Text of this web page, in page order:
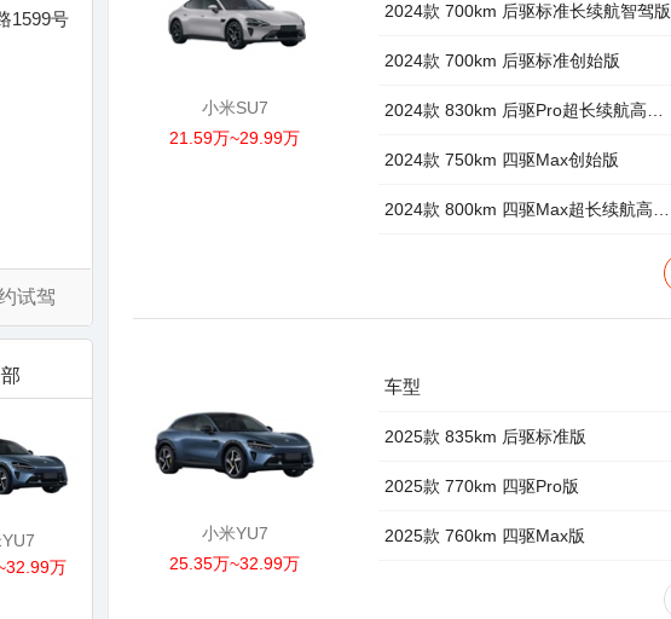
1599号
试驾
万
小米SU7
21.59万~29.99万
2024款 700km 后驱标准长续航智驾版
2024款 700km 后驱标准创始版
2024款 750km 四驱Max创始版
小米YU7
25.35万~32.99万
车型
2025款 835km 后驱标准版
2025款 770km 四驱Pro版
2025款 760km 四驱Max版